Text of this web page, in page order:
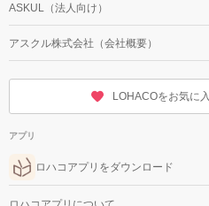
ASKUL（法人向け）
アスクル株式会社（会社概要）
LOHACOをお気に
アプリ
ロハコアプリをダウンロード